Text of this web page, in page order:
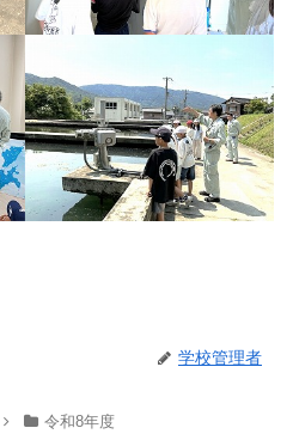
学校管理者
令和8年度